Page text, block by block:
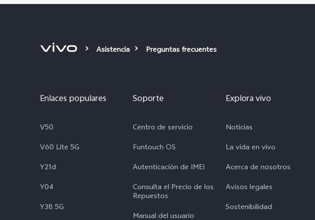
Asistencia Preguntas frecuentes
Enlaces populares
V50
V60 Lite 5G
Y21d
Y04
Y38 5G
Soporte
Centro de servicio
Funtouch OS
Autenticación de IMEI
Consulta el Precio de los
Repuestos
Manual del usuario
Explora vivo
Noticias
La vida en vivo
Acerca de nosotros
Avisos legales
Sostenibilidad